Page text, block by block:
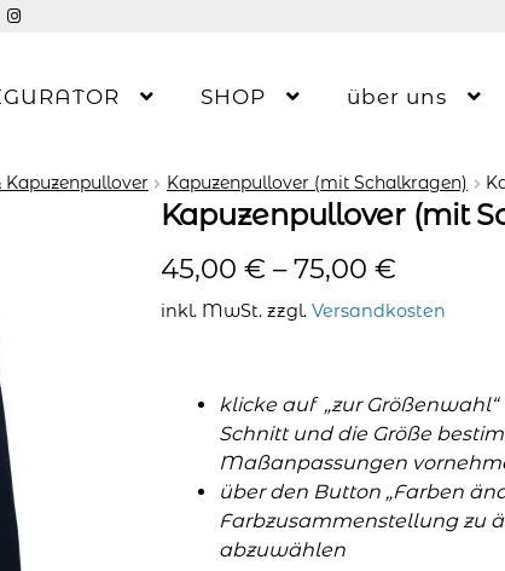
SHOP über uns
Kapuzenpullover Kapuzenpullover (mit Schalkragen)
Kapuzenpullover (mit
45,00 € –75,00 €
inkl. MwSt. zzgl. Versandkosten
klicke auf „zur
Schnitt und die Größe
Maßanpassungen
über den Button „Farben
Farbzusammenstellung zu
abzuwählen